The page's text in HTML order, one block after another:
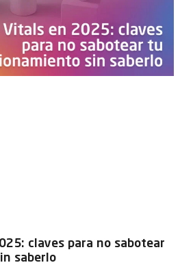
claves para no sabotear
saberlo